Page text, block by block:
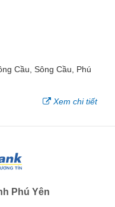
Cầu, Sông Cầu, Phú
Xem chi tiết
Phú Yên